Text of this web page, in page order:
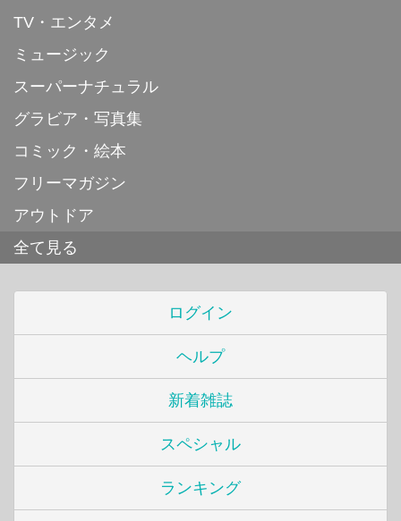
TV・エンタメ
ミュージック
スーパーナチュラル
グラビア・写真集
コミック・絵本
フリーマガジン
アウトドア
全て見る
ログイン
ヘルプ
新着雑誌
スペシャル
ランキング